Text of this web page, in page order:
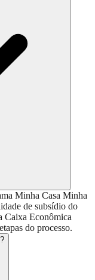
Minha Casa Minha
de subsídio do
Caixa Econômica
do processo.